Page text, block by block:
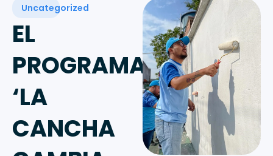
Uncategorized
EL
PROGRAMA
‘LA
CANCHA